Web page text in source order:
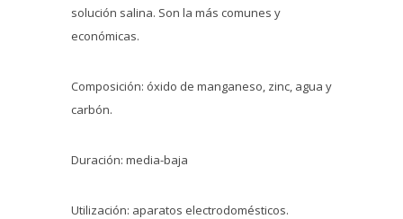
solución salina. Son la más comunes y
económicas.
Composición: óxido de manganeso, zinc, agua y
carbón.
Duración: media-baja
Utilización: aparatos electrodomésticos.